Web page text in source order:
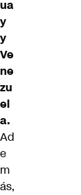
ua
y
y
Ve
ne
zu
el
a.
Ad
e
m
ás,